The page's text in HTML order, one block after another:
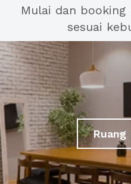
Mulai dan
sesuai
Ruang